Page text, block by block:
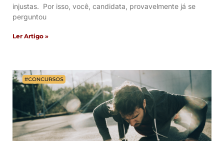
injustas. Por isso, você, candidata, provavelmente já se
perguntou
Ler Artigo »